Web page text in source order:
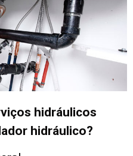
hidráulicos
hidráulico?